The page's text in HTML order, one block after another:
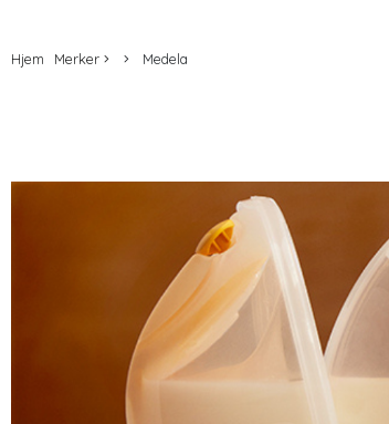
Hjem Merker Medela